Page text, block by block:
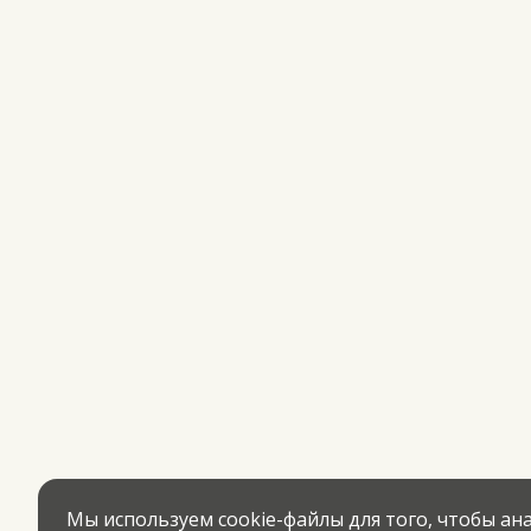
Мы используем cookie-файлы для того, чтобы